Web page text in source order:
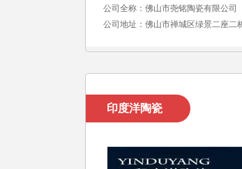
公司全称：佛山市尧铭陶瓷有限公司
公司地址：佛山市禅城区绿景二座二
印度洋陶瓷